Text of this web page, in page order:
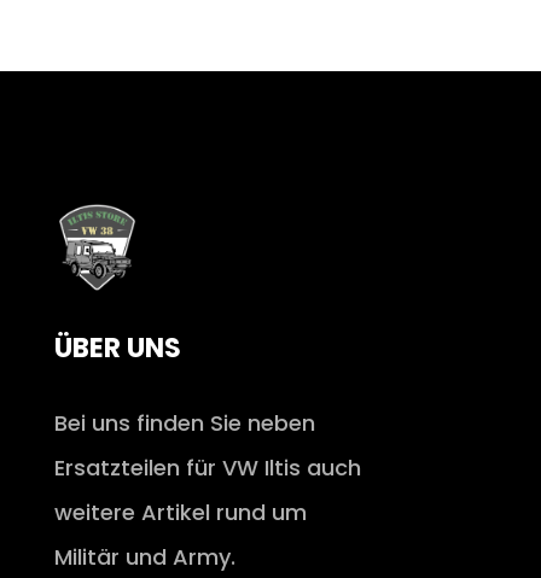
ÜBER UNS
Bei uns finden Sie neben
Ersatzteilen für VW Iltis auch
weitere Artikel rund um
Militär und Army.